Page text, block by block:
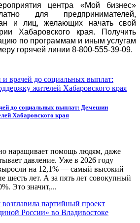
центра «Мой бизнес»
для предпринимателей,
и лиц, желающих начать свой
Хабаровского края. Получить
по программам и иным услугам
горячей линии 8-800-555-39-09.
до социальных выплат: Демешин
Хабаровского края
наращивает помощь людям, даже
давление. Уже в 2026 году
на 12,1% — самый высокий
шесть лет. А за пять лет совокупный
Это значит,...